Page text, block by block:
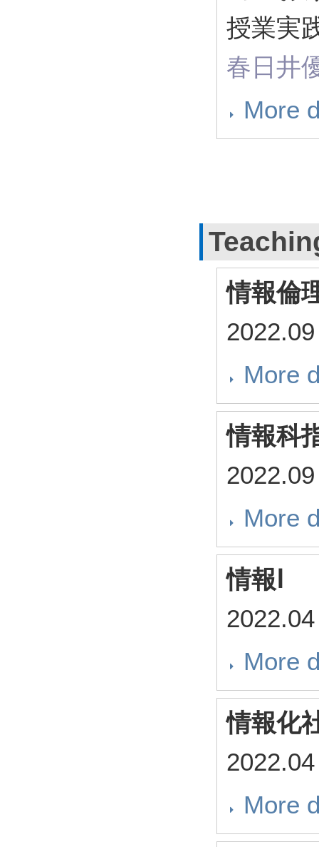
授業実
春日井
More
情報倫
2022.09
More
情報科
2022.09
More
情報Ⅰ
2022.04
More
情報化
2022.04
More